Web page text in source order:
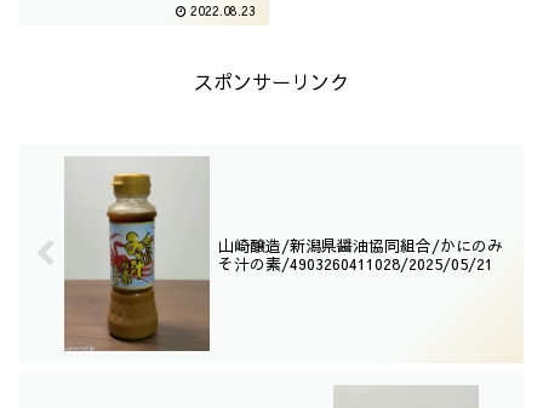
た世界でございますが、生麺タイ
意外とイオンに製品がおいてあっ
たりするので驚きです。
2022.08.23
スポンサーリンク
山崎醸造/新潟県醤油協同組合/かにのみ
そ汁の素/4903260411028/2025/05/21